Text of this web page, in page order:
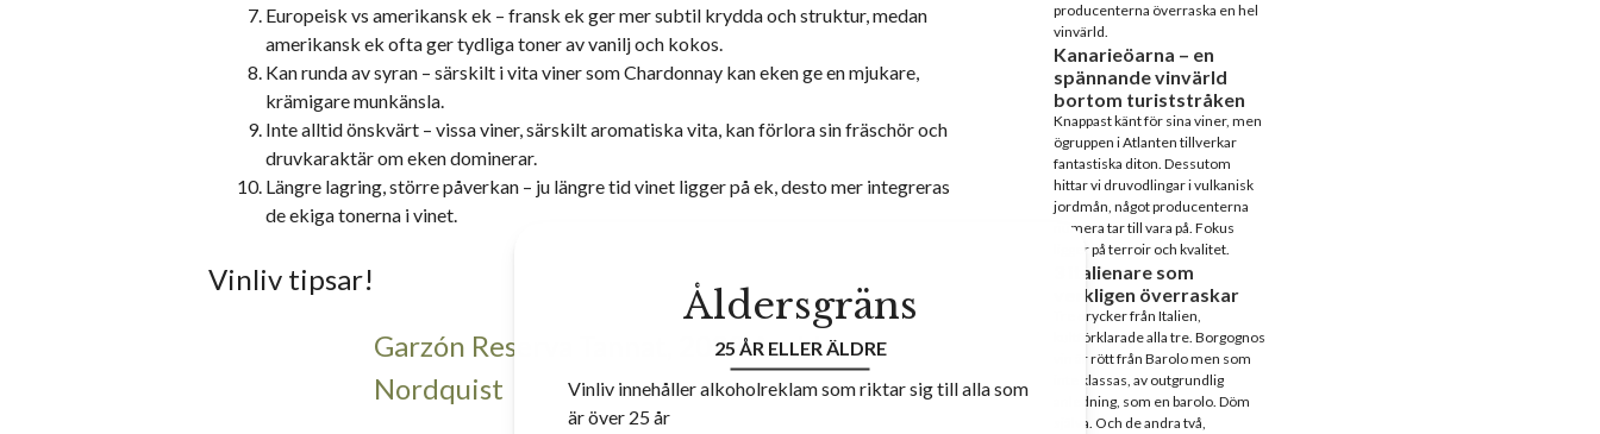
Europeisk vs amerikansk ek – fransk ek ger mer subtil krydda och struktur, medan
amerikansk ek ofta ger tydliga toner av vanilj och kokos.
Kan runda av syran – särskilt i vita viner som Chardonnay kan eken ge en mjukare,
krämigare munkänsla.
Inte alltid önskvärt – vissa viner, särskilt aromatiska vita, kan förlora sin fräschör och
druvkaraktär om eken dominerar.
Längre lagring, större påverkan – ju längre tid vinet ligger på ek, desto mer integreras
de ekiga tonerna i vinet.
Vinliv tipsar!
Garzón Reserva Tannat, 2022 Arvid
Nordquist
producenterna överraska en hel
vinvärld.
Kanarieöarna – en
spännande vinvärld
bortom turiststråken
Knappast känt för sina viner, men
ögruppen i Atlanten tillverkar
fantastiska diton. Dessutom
hittar vi druvodlingar i vulkanisk
jordmån, något producenterna
numera tar till vara på. Fokus
ligger på terroir och kvalitet.
3 italienare som
verkligen överraskar
Tre drycker från Italien,
kultförklarade alla tre. Borgognos
vin är rött från Barolo men som
inte klassas, av outgrundlig
anledning, som en barolo. Döm
själva. Och de andra två,
Åldersgräns
25 ÅR ELLER ÄLDRE
Vinliv innehåller alkoholreklam som riktar sig till alla som
är över 25 år